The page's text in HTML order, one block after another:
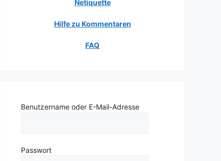
Netiquette
Hilfe zu Kommentaren
FAQ
Benutzername oder E-Mail-Adresse
Passwort